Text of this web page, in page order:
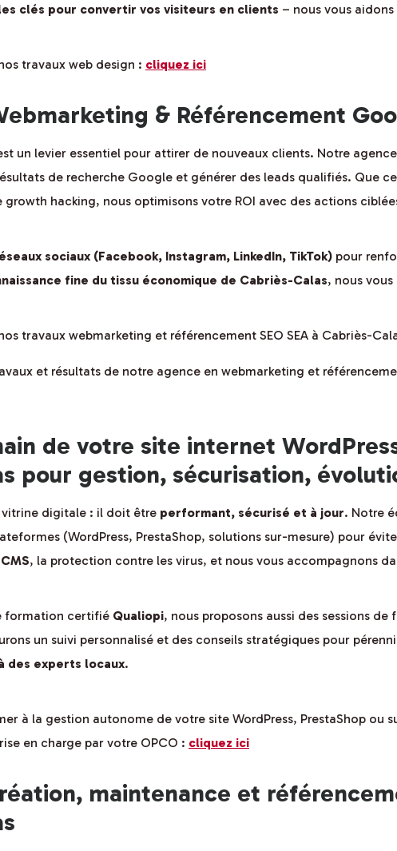
clés pour convertir vos visiteurs en clients – nous vous
travaux web design : cliquez ici
& Référencement
un levier essentiel pour attirer de nouveaux clients. Notre
de recherche Google et générer des leads qualifiés. Que
hacking, nous optimisons votre ROI avec des actions
sociaux (Facebook, Instagram, LinkedIn, TikTok) pour
fine du tissu économique de Cabriès-Calas, nous
travaux webmarketing et référencement SEO SEA à Cabriès-
et résultats de notre agence en webmarketing et
de votre site internet
pour gestion, sécurisation,
digitale : il doit être performant, sécurisé et à jour. Notre
(WordPress, PrestaShop, solutions sur-mesure) pour
, la protection contre les virus, et nous vous accompagnons
formation certifié Qualiopi, nous proposons aussi des sessions
un suivi personnalisé et des conseils stratégiques pour
des experts locaux.
à la gestion autonome de votre site WordPress, PrestaShop
en charge par votre OPCO : cliquez ici
maintenance et